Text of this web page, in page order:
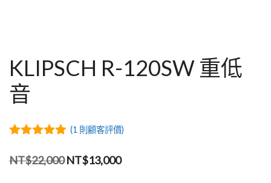
KLIPSCH R-120SW 重低
音
5
(1 則顧客評價)
NT$22,000 原
NT$13,000目